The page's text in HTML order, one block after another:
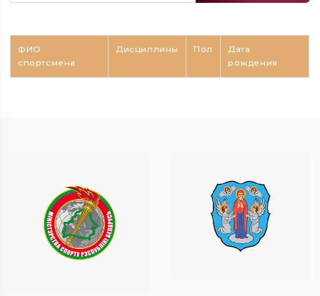
ФИО
спортсмена
Дисциплины Пол
Дата
рождения